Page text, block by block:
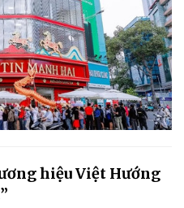
hiệu Việt Hướng